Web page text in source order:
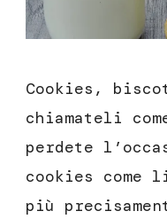
Cookies,
chiamateli
perdete
cookies come
più